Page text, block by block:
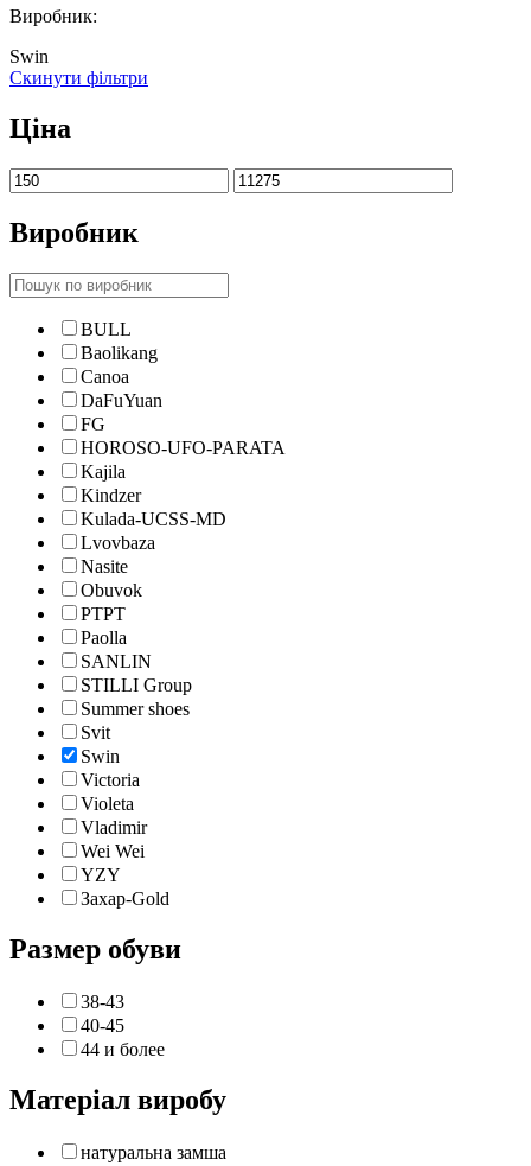
Виробник:
Swin
Скинути фільтри
Ціна
Виробник
BULL
Baolikang
Canoa
DaFuYuan
FG
HOROSO-UFO-PARATA
Kajila
Kindzer
Kulada-UCSS-MD
Lvovbaza
Nasite
Obuvok
PTPT
Paolla
SANLIN
STILLI Group
Summer shoes
Svit
Swin
Victoria
Violeta
Vladimir
Wei Wei
YZY
Захар-Gold
Размер обуви
38-43
40-45
44 и более
Матеріал виробу
натуральна замша